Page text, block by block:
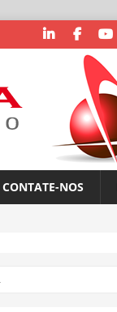
CONTATE-NOS